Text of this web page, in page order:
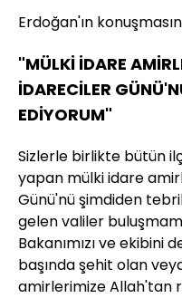
Erdoğan'ın
"MÜLKİ İDARE
İDARECİLER
EDİYORUM"
Sizlerle birlikte bütün
yapan mülki idare
Günü'nü şimdiden
gelen valiler
Bakanımızı ve ekibini
başında şehit olan
amirlerimize Allah'tan